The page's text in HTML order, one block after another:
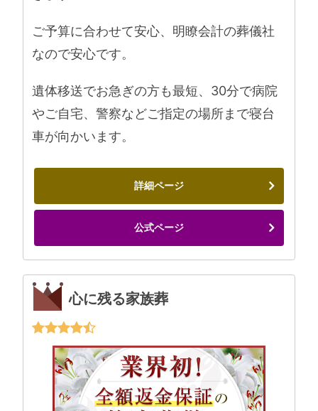
ご予算に合わせて安心、明瞭会計の葬儀社
なので安心です。
遺体移送でお急ぎの方も最短、30分で病院
やご自宅、警察などご指定の場所まで寝台
車が向かいます。
詳細ページ
公式ページ
心に残る家族葬